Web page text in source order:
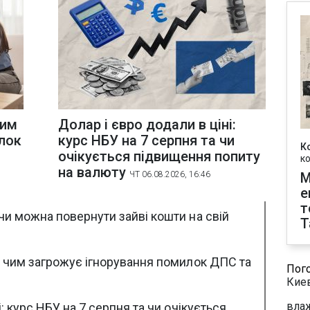
Долар і євро додали в ціні:
курс НБУ на 7 серпня та чи
очікується підвищення попиту
на валюту ЧТ 06.08.2026, 16:46
можна повернути зайві кошти на свій
чим загрожує ігнорування помилок ДПС та